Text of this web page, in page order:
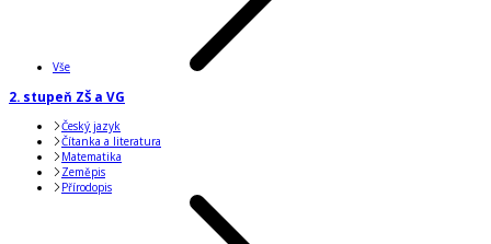
Vše
2. stupeň ZŠ a VG
Český jazyk
Čítanka a literatura
Matematika
Zeměpis
Přírodopis